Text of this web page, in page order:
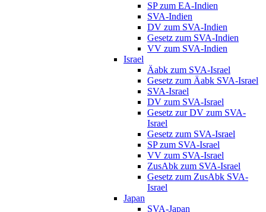
SP zum EA-Indien
SVA-Indien
DV zum SVA-Indien
Gesetz zum SVA-Indien
VV zum SVA-Indien
Israel
Äabk zum SVA-Israel
Gesetz zum Äabk SVA-Israel
SVA-Israel
DV zum SVA-Israel
Gesetz zur DV zum SVA-
Israel
Gesetz zum SVA-Israel
SP zum SVA-Israel
VV zum SVA-Israel
ZusAbk zum SVA-Israel
Gesetz zum ZusAbk SVA-
Israel
Japan
SVA-Japan